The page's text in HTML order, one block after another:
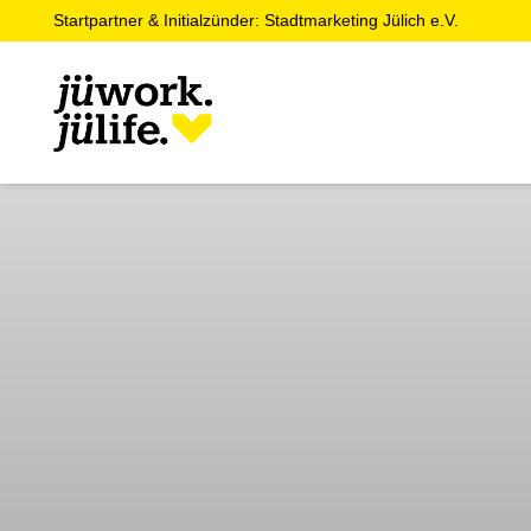
Startpartner & Initialzünder: Stadtmarketing Jülich e.V.